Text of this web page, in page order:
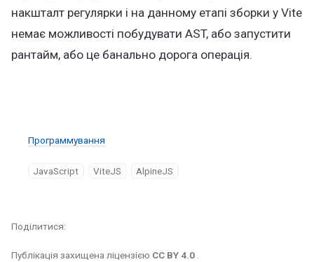
накшталт регулярки і на данному етапі зборки у Vite
немає можливості побудувати AST, або запустити
рантайм, або це банально дорога операція.
Программування
JavaScript ViteJS AlpineJS
Публікація захищена ліцензією CC BY 4.0 .
Поділитися